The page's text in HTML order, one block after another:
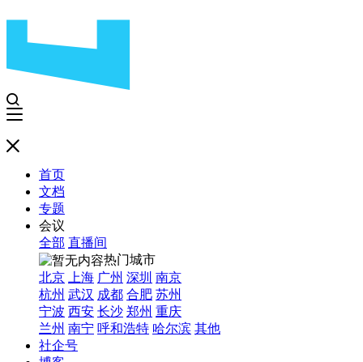
首页
文档
专题
会议
全部 直播间
热门城市
北京
上海 广州 深圳 南京
杭州 武汉 成都 合肥 苏州
宁波 西安 长沙 郑州 重庆
兰州 南宁 呼和浩特 哈尔滨 其他
社企号